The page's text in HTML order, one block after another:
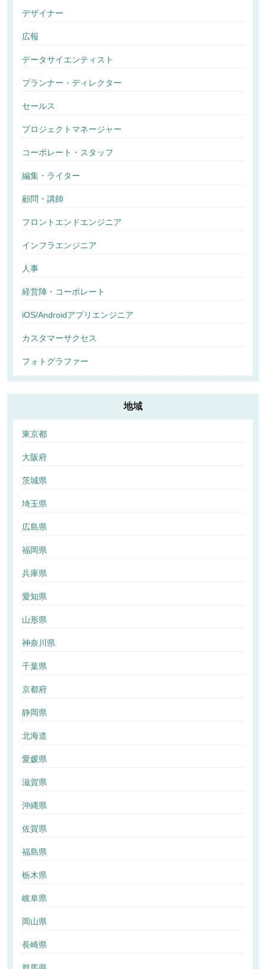
デザイナー
広報
データサイエンティスト
プランナー・ディレクター
セールス
プロジェクトマネージャー
コーポレート・スタッフ
編集・ライター
顧問・講師
フロントエンドエンジニア
インフラエンジニア
人事
経営陣・コーポレート
iOS/Androidアプリエンジニア
カスタマーサクセス
フォトグラファー
地域
東京都
大阪府
茨城県
埼玉県
広島県
福岡県
兵庫県
愛知県
山形県
神奈川県
千葉県
京都府
静岡県
北海道
愛媛県
滋賀県
沖縄県
佐賀県
福島県
栃木県
岐阜県
岡山県
長崎県